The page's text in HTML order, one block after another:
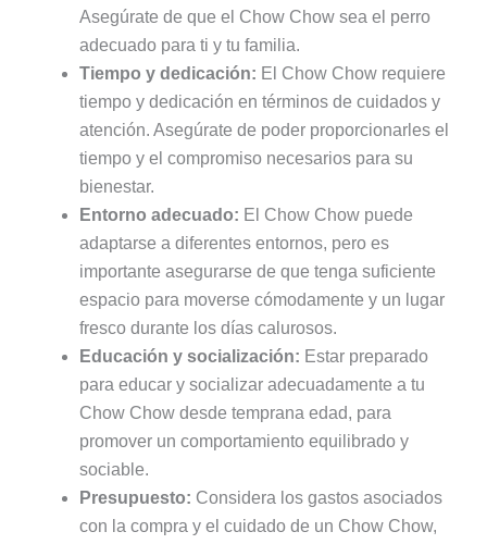
Asegúrate de que el Chow Chow sea el perro
adecuado para ti y tu familia.
Tiempo y dedicación: El Chow Chow requiere
tiempo y dedicación en términos de cuidados y
atención. Asegúrate de poder proporcionarles el
tiempo y el compromiso necesarios para su
bienestar.
Entorno adecuado: El Chow Chow puede
adaptarse a diferentes entornos, pero es
importante asegurarse de que tenga suficiente
espacio para moverse cómodamente y un lugar
fresco durante los días calurosos.
Educación y socialización: Estar preparado
para educar y socializar adecuadamente a tu
Chow Chow desde temprana edad, para
promover un comportamiento equilibrado y
sociable.
Presupuesto: Considera los gastos asociados
con la compra y el cuidado de un Chow Chow,